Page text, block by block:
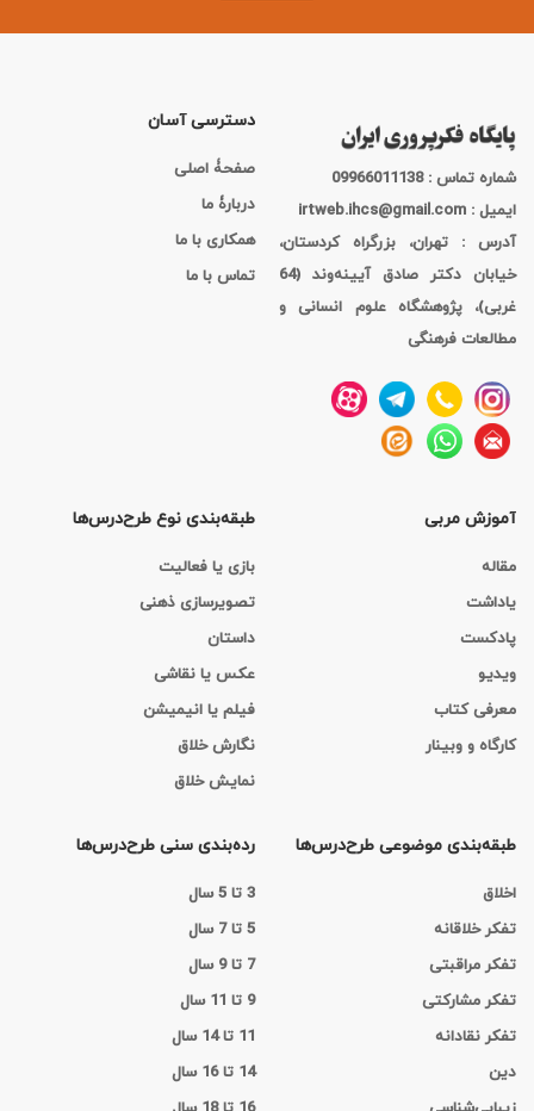
شماره تماس : 09966011138
ایمیل : irtweb.ihcs@gmail.com
آدرس : تهران، بزرگراه کردستان،
خیابان دکتر صادق آیینه‌وند (64
غربی)، پژوهشگاه علوم انسانی و
مطالعات فرهنگی
دسترسی آسان
صفحۀ اصلی
دربارۀ ما
همکاری با ما
تماس با ما
آموزش مربی
مقاله
یاداشت
پادکست
ویدیو
معرفی کتاب
کارگاه‌ و وبینار
طبقه‌بندی نوع طرح‌درس‌ها
بازی یا فعالیت
تصویرسازی ذهنی
داستان
عکس یا نقاشی
فیلم یا انیمیشن
نگارش خلاق
نمایش خلاق
طبقه‌بندی موضوعی طرح‌درس‌ها
اخلاق
تفکر خلاقانه
تفکر مراقبتی
تفکر مشارکتی
تفکر نقادانه
دین
رده‌بندی سنی طرح‌درس‌ها
3 تا 5 سال
5 تا 7 سال
7 تا 9 سال
9 تا 11 سال
11 تا 14 سال
14 تا 16 سال